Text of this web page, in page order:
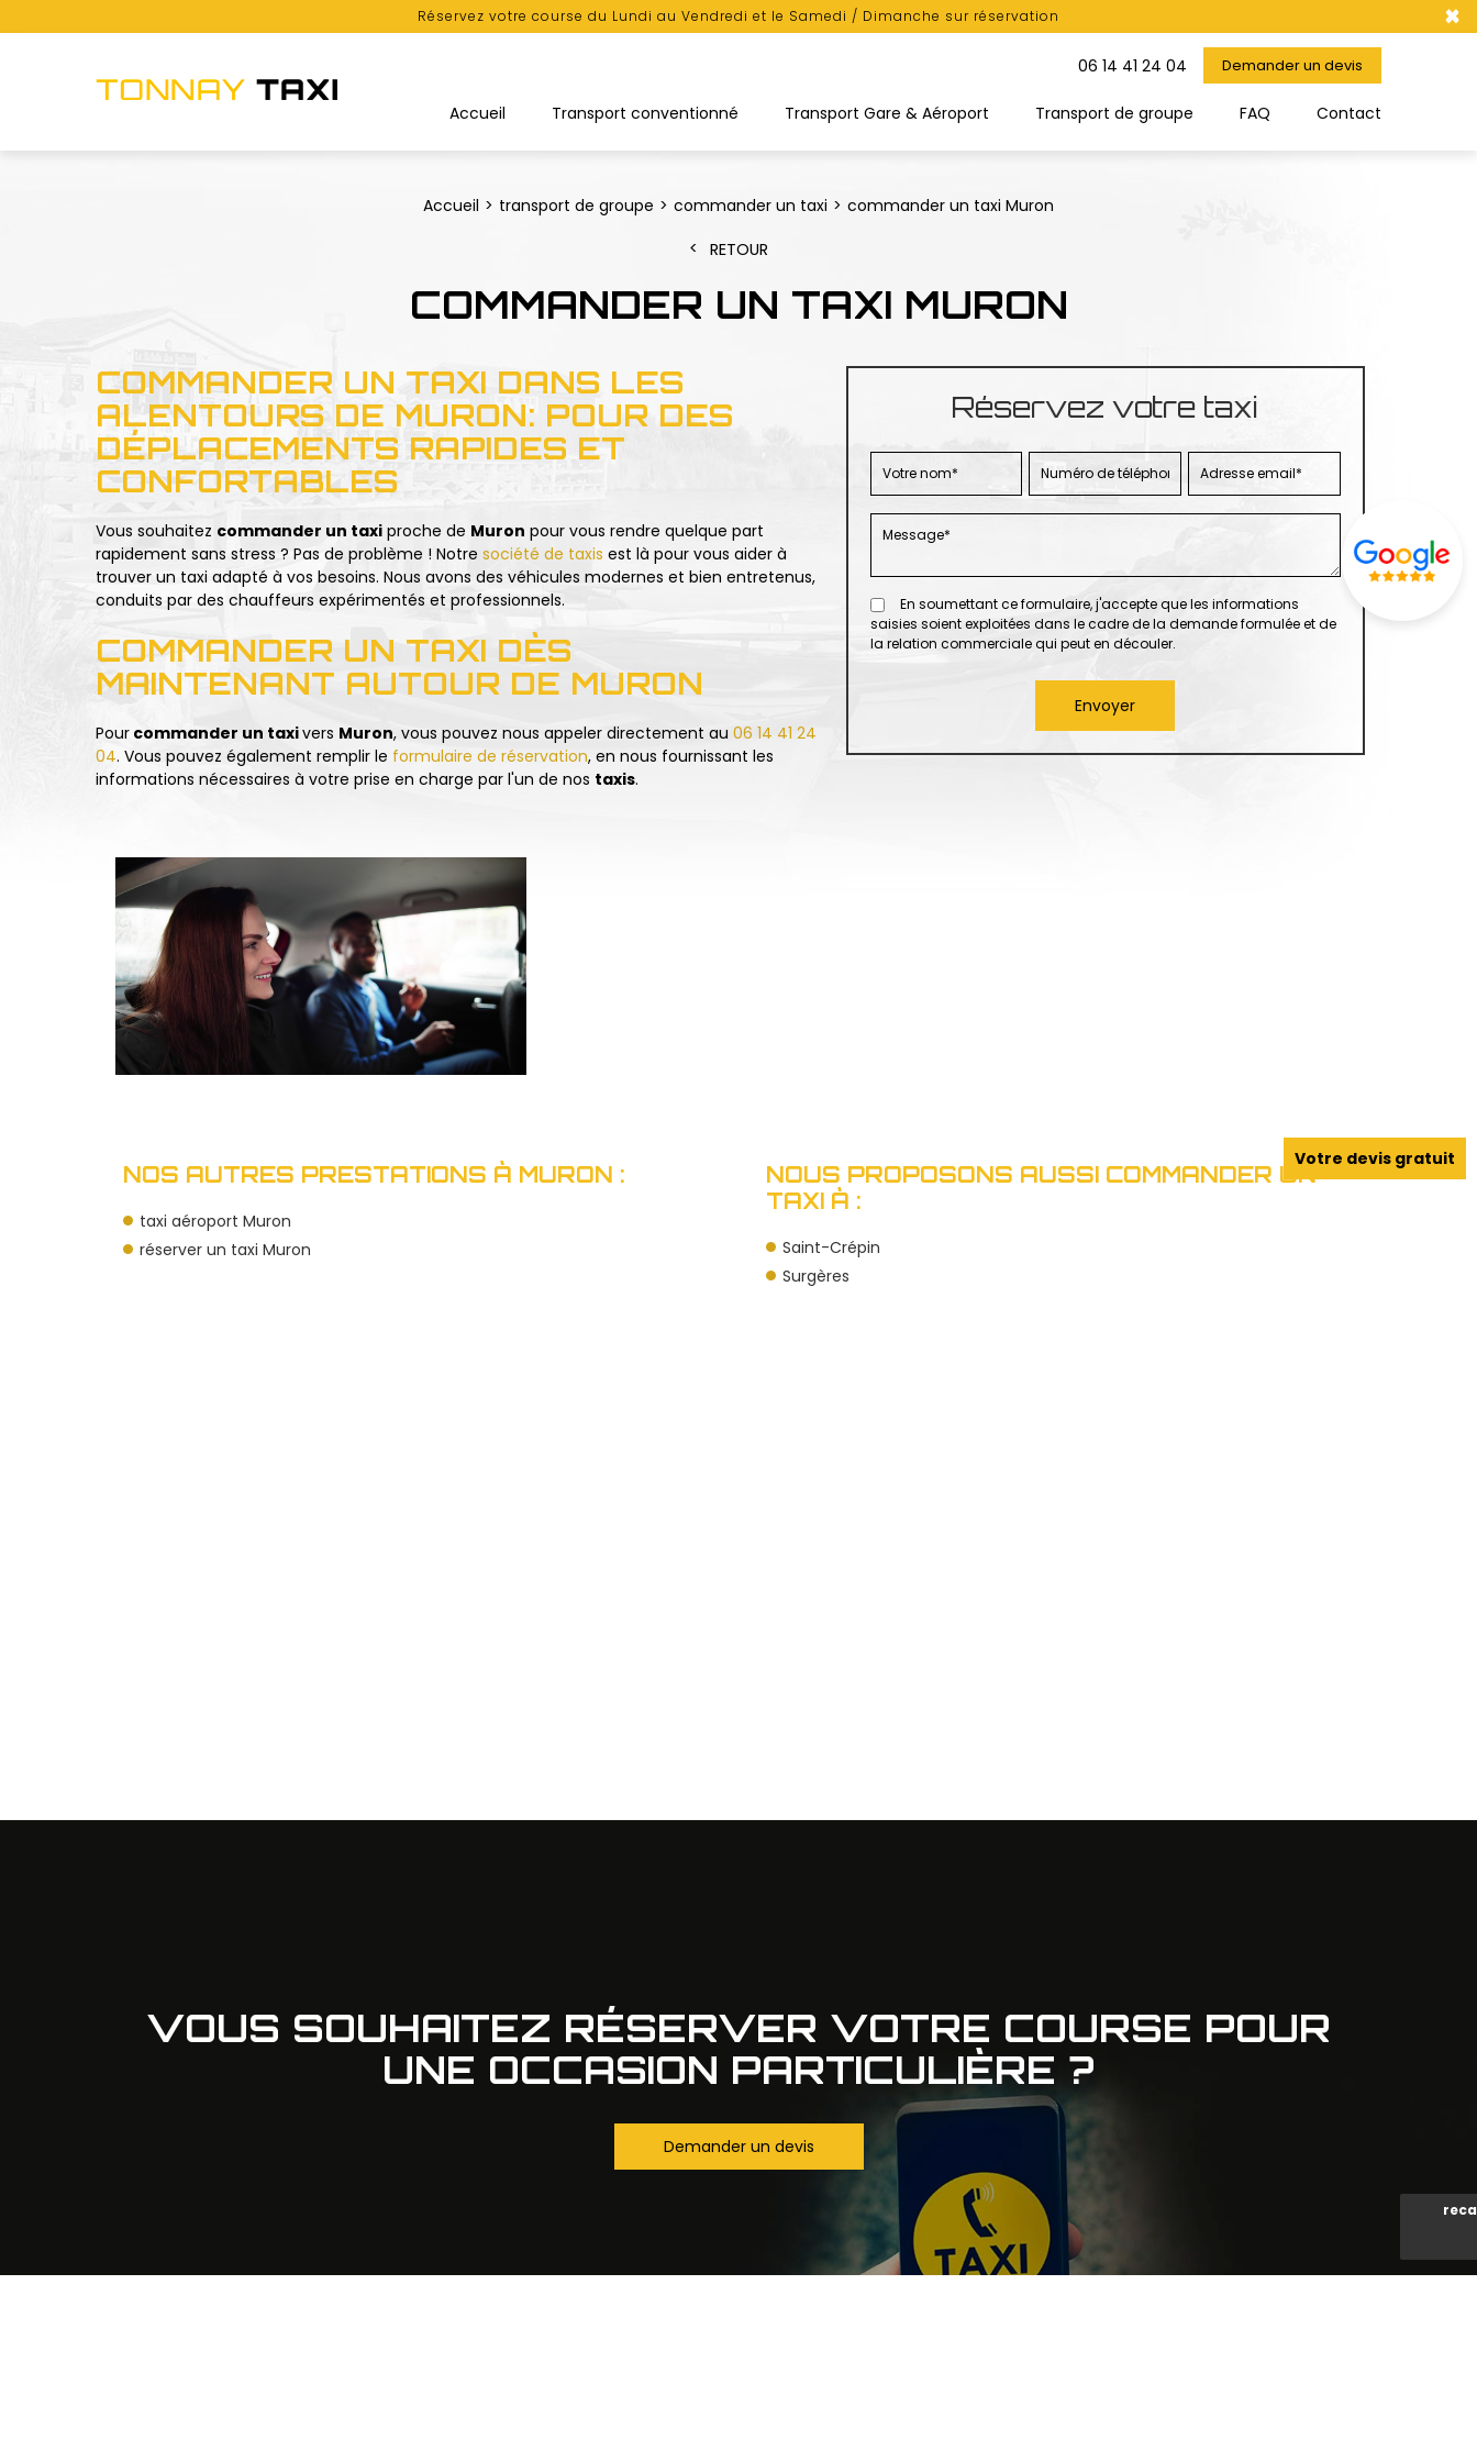
Réservez votre course du Lundi au Vendredi et le Samedi / Dimanche sur réservation ×
06 14 41 24 04 Demander un devis
Accueil Transport conventionné Transport Gare & Aéroport Transport de groupe FAQ Contact
Accueil transport de groupe commander un taxi
commander un taxi Muron
RETOUR
COMMANDER UN TAXI MURON
COMMANDER UN TAXI DANS LES
ALENTOURS DE MURON: POUR DES
DÉPLACEMENTS RAPIDES ET
CONFORTABLES
Vous souhaitez commander un taxi proche de Muron pour vous rendre quelque part
rapidement sans stress ? Pas de problème ! Notre société de taxis est là pour vous aider à
trouver un taxi adapté à vos besoins. Nous avons des véhicules modernes et bien entretenus,
conduits par des chauffeurs expérimentés et professionnels.
COMMANDER UN TAXI DÈS
MAINTENANT AUTOUR DE MURON
Pour commander un taxivers Muron, vous pouvez nous appeler directement au 06 14 41 24
04. Vous pouvez également remplir le formulaire de réservation, en nous fournissant les
informations nécessaires à votre prise en charge par l'un de nos taxis.
Réservez votre taxi
En soumettant ce formulaire, j'accepte que les informations
saisies soient exploitées dans le cadre de la demande formulée et de
la relation commerciale qui peut en découler.
NOS AUTRES PRESTATIONS À MURON :
taxi aéroport Muron
réserver un taxi Muron
NOUS PROPOSONS AUSSI COMMANDER UN
TAXI À :
Saint-Crépin
Surgères
Votre devis gratuit
VOUS SOUHAITEZ RÉSERVER VOTRE COURSE POUR
UNE OCCASION PARTICULIÈRE ?
Demander un devis